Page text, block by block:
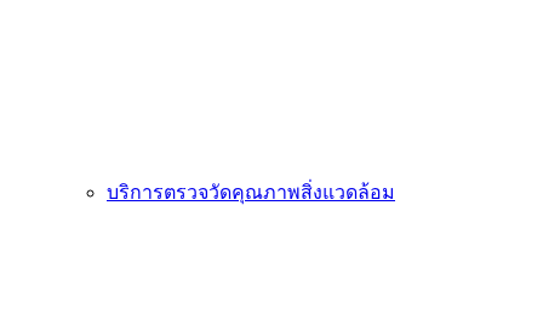
บริการตรวจวัดคุณภาพสิ่งแวดล้อม